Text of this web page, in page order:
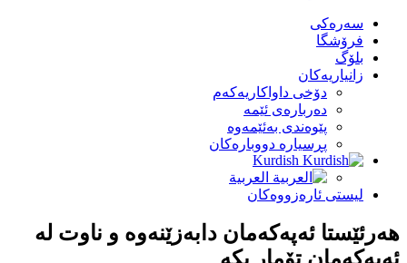
سەرەکی
فرۆشگا
بلۆگ
زانیاریەکان
دۆخی داواکاریەکەم
دەربارەی ئێمە
پێوەندی بەئێمەوە
پڕسیارە دووبارەکان
Kurdish
العربية
لیستی ئارەزووەکان
هەرئێستا ئەپەکەمان دابەزێنەوە و ناوت لە